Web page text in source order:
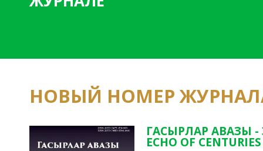
НОВЫЙ НОМЕР
ГАСЫРЛАР АВАЗЫ -
ECHO OF